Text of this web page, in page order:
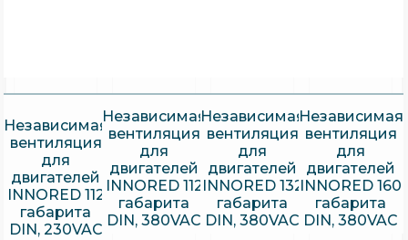
Независимая
вентиляция
для
двигателей
INNORED 112
габарита
DIN, 230VAC
Независимая
вентиляция
для
двигателей
INNORED 112
габарита
DIN, 380VAC
Независимая
вентиляция
для
двигателей
INNORED 132
габарита
DIN, 380VAC
Независимая
вентиляция
для
двигателей
INNORED 160
габарита
DIN, 380VAC